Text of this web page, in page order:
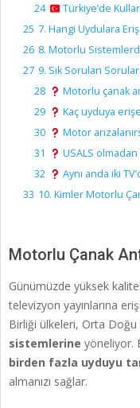
24
Türkiye’de
25 7. Hangi Uydulara
26 8. Motorlu
27 9. Sık Sorulan
28
Motorlu çanak
29
Kaç uyduya
30
Motor
31
USALS olmadan
32
Aynı anda iki
33 10. Kimler Motorlu
Motorlu Çanak
Günümüzde yüksek
televizyon yayınlarına
Birliği ülkeleri, Orta Doğu
sistemlerine yöneliyor.
birden fazla uyduyu
almanızı sağlar.